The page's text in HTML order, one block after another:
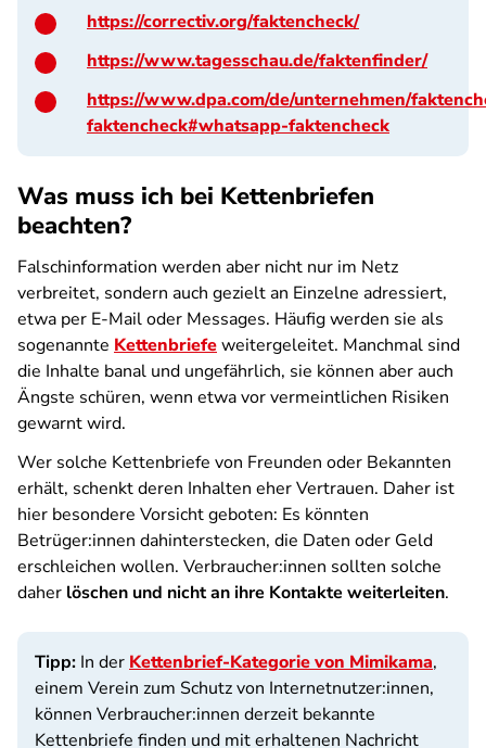
https://correctiv.org/faktencheck/
https://www.tagesschau.de/faktenfinder/
https://www.dpa.com/de/unternehmen/
faktencheck#whatsapp-faktencheck
Was muss ich bei Kettenbriefen
beachten?
Falschinformation werden aber nicht nur im Netz
verbreitet, sondern auch gezielt an Einzelne adressiert,
etwa per E-Mail oder Messages. Häufig werden sie als
sogenannte Kettenbriefeweitergeleitet. Manchmal sind
die Inhalte banal und ungefährlich, sie können aber auch
Ängste schüren, wenn etwa vor vermeintlichen Risiken
gewarnt wird.
Wer solche Kettenbriefe von Freunden oder Bekannten
erhält, schenkt deren Inhalten eher Vertrauen. Daher ist
hier besondere Vorsicht geboten: Es könnten
Betrüger:innen dahinterstecken, die Daten oder Geld
erschleichen wollen. Verbraucher:innen sollten solche
daher löschen und nicht an ihre Kontakte weiterleiten.
Tipp: In der Kettenbrief-Kategorie von Mimikama,
einem Verein zum Schutz von Internetnutzer:innen,
können Verbraucher:innen derzeit bekannte
Kettenbriefe finden und mit erhaltenen Nachricht